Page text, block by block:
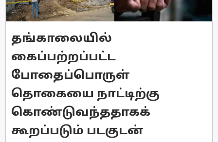
தங்காலையில்
கைப்பற்றப்பட்ட
போதைப்பொருள்
தொகையை நாட்டிற்கு
கொண்டுவந்ததாகக்
கூறப்படும் படகுடன்